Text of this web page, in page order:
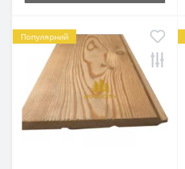
Популярний